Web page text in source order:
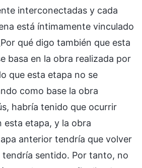
interconectadas y cada
está íntimamente vinculado
qué digo también que esta
basa en la obra realizada por
que esta etapa no se
como base la obra
habría tenido que ocurrir
etapa, y la obra
anterior tendría que volver
tendría sentido. Por tanto, no